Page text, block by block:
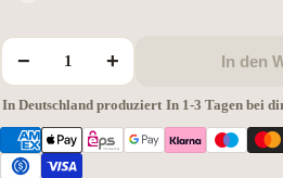
− + In den
In Deutschland produziert In 1-3 Tagen bei